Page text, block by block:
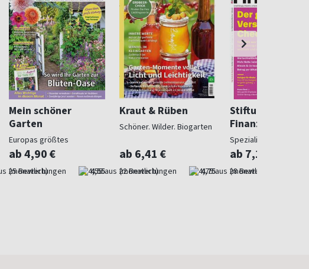
Mein schöner
Garten
Europas größtes
Gartenmagazin
ab 4,90 €
(monatlich) 4,55
Kraut & Rüben
Schöner. Wilder. Biogarten
ab 6,41 €
(monatlich) 4,75
Stiftung
Finanzen
Spezialist in
ab 7,10 €
(monatlich)